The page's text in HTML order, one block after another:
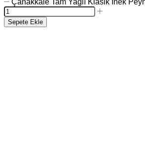
Çanakkale Tam Yağlı Klasik İnek
Sepete Ekle